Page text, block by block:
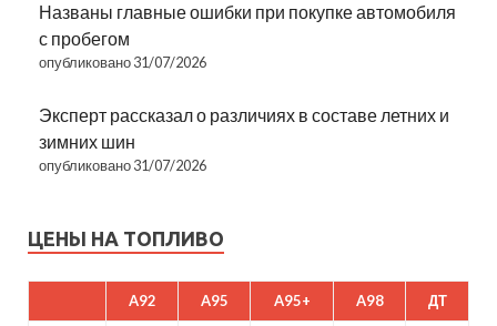
Названы главные ошибки при покупке автомобиля
с пробегом
опубликовано 31/07/2026
Эксперт рассказал о различиях в составе летних и
зимних шин
опубликовано 31/07/2026
ЦЕНЫ НА ТОПЛИВО
A92 A95 A95+ A98 ДТ